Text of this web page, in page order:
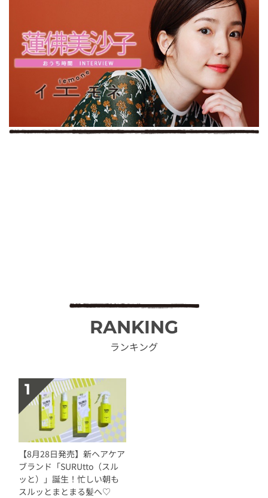
RANKING
ランキング
【8月28日発売】新ヘアケア
ブランド「SURUtto（スル
ッと）」誕生！忙しい朝も
スルッとまとまる髪へ♡